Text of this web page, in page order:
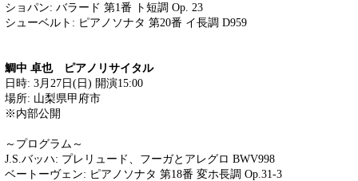
ショパン: バラード 第1番 ト短調 Op. 23
シューベルト: ピアノソナタ 第20番 イ長調 D959
鯛中 卓也 ピアノリサイタル
日時: 3月27日(日) 開演15:00
場所: 山梨県甲府市
※内部公開
～プログラム～
J.S.バッハ: プレリュード、フーガとアレグロ BWV998
ベートーヴェン: ピアノソナタ 第18番 変ホ長調 Op.31-3